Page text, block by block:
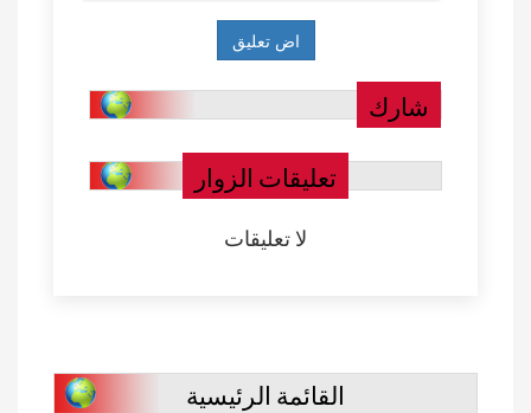
شارك
تعليقات الزوار
لا تعليقات
القائمة الرئيسية